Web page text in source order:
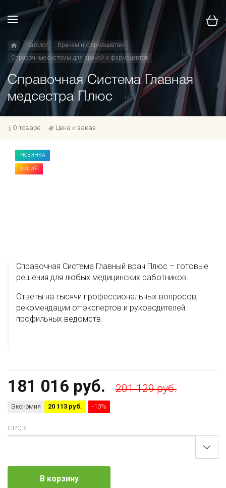
Каталог
Врачам и фармацевтам
Справочные системы для врачей и фармацевтов
Справочная Система Главная
медсестра Плюс
О товаре Цена и заказ
НОВИНКА
АКЦИЯ
Справочная Система Главный врач Плюс – готовые
решения для любых медицинских работников.
Ответы на тысячи профессиональных вопросов,
рекомендации от экспертов и руководителей
профильных ведомств.
181 016 руб. 201 129 руб.
Экономия 20 113 руб. -10%
СРОК
В корзину